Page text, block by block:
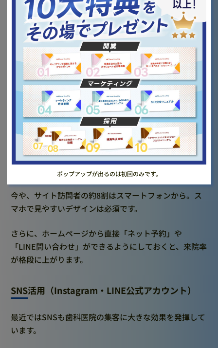
ポップアップが出るのは初回のみです。
ホームページで重要なポイントは3つです。
【ターゲットキーワードを意識する】
例：「○○市 歯医者」「○○駅 インプラント」など、
地域名を必ず入れる。
【患者さん目線の情報を充実させる】
院長紹介・診療内容・アクセス案内・料金目安など、安
心できる情報を丁寧に掲載する。
【スマホ対応を完璧にする】
今や、サイト訪問者の約8割はスマートフォンから。ス
マホで見やすいデザインは必須です。
さらに、ホームページから直接「ネット予約」や
「LINE問い合わせ」ができるようにしておくと、来院率
が格段に上がります。
SNS活用（Instagram・LINE公式アカウント）
最近ではSNSも歯科医院の集客に大きな効果を発揮して
います。